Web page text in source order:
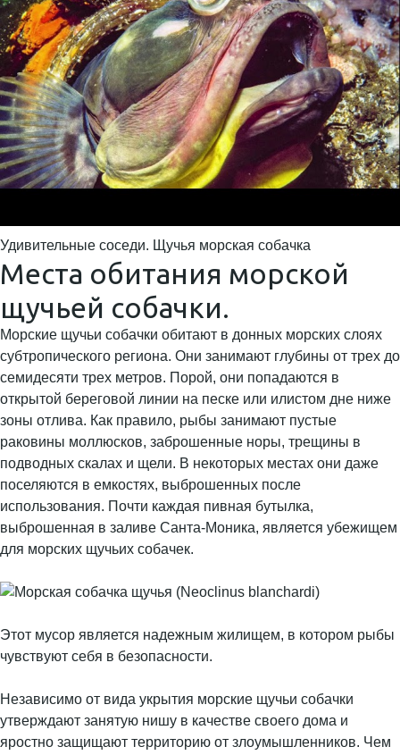
Удивительные соседи. Щучья морская собачка
Места обитания морской
щучьей собачки.
Морские щучьи собачки обитают в донных морских слоях
субтропического региона. Они занимают глубины от трех до
семидесяти трех метров. Порой, они попадаются в
открытой береговой линии на песке или илистом дне ниже
зоны отлива. Как правило, рыбы занимают пустые
раковины моллюсков, заброшенные норы, трещины в
подводных скалах и щели. В некоторых местах они даже
поселяются в емкостях, выброшенных после
использования. Почти каждая пивная бутылка,
выброшенная в заливе Санта-Моника, является убежищем
для морских щучьих собачек.
Этот мусор является надежным жилищем, в котором рыбы
чувствуют себя в безопасности.
Независимо от вида укрытия морские щучьи собачки
утверждают занятую нишу в качестве своего дома и
яростно защищают территорию от злоумышленников. Чем